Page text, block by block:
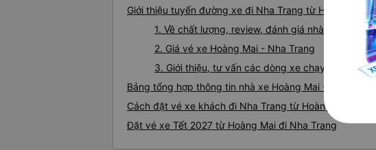
Giới thiệu tuyến đường xe đi Nha Trang từ Hoàng Mai
1. Về chất lượng, review, đánh giá nhà xe Hoàng
2. Giá vé xe Hoàng Mai - Nha Trang
3. Giới thiệu, tư vấn các dòng xe chạy tuyến
Bảng tổng hợp thông tin nhà xe Hoàng Mai - Nha Trang
Cách đặt vé xe khách đi Nha Trang từ Hoàng Mai
Đặt vé xe Tết 2027 từ Hoàng Mai đi Nha Trang